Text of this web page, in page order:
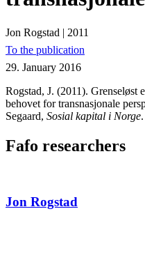
Jon Rogstad | 2011
To the publication
29. January 2016
Rogstad, J. (2011). Grenseløst
behovet for transnasjonale
Segaard, Sosial kapital i Norge
Fafo researchers
Jon Rogstad